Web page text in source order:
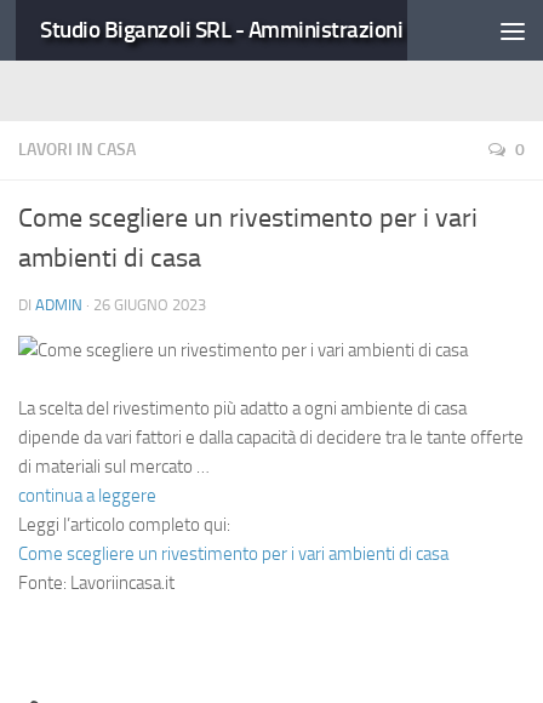
LAVORI IN CASA 0
Come scegliere un rivestimento per i vari
ambienti di casa
DI ADMIN · 26 GIUGNO 2023
La scelta del rivestimento più adatto a ogni ambiente di casa
dipende da vari fattori e dalla capacità di decidere tra le tante offerte
di materiali sul mercato …
continua a leggere
Leggi l’articolo completo qui:
Come scegliere un rivestimento per i vari ambienti di casa
Fonte: Lavoriincasa.it